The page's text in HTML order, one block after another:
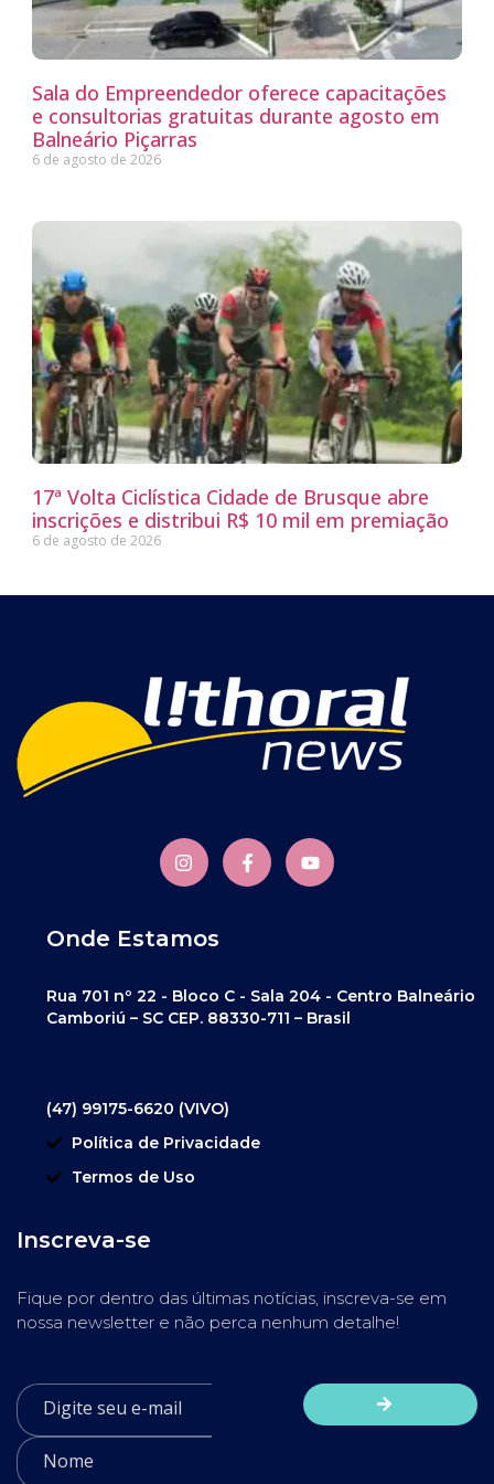
Sala do Empreendedor oferece capacitações
e consultorias gratuitas durante agosto em
Balneário Piçarras
6 de agosto de 2026
17ª Volta Ciclística Cidade de Brusque abre
inscrições e distribui R$ 10 mil em premiação
6 de agosto de 2026
Onde Estamos
Rua 701 nº 22 - Bloco C - Sala 204 - Centro Balneário
Camboriú – SC CEP. 88330-711 – Brasil
(47) 99175-6620 (VIVO)
Política de Privacidade
Termos de Uso
Inscreva-se
Fique por dentro das últimas notícias, inscreva-se em
nossa newsletter e não perca nenhum detalhe!